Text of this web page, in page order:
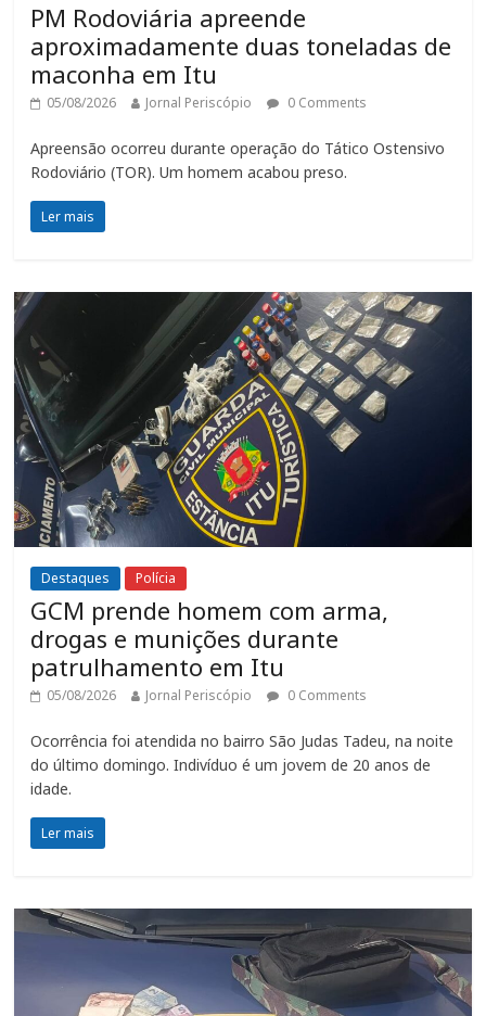
PM Rodoviária apreende
aproximadamente duas toneladas de
maconha em Itu
05/08/2026 Jornal Periscópio 0 Comments
Apreensão ocorreu durante operação do Tático Ostensivo
Rodoviário (TOR). Um homem acabou preso.
Ler mais
Destaques Polícia
GCM prende homem com arma,
drogas e munições durante
patrulhamento em Itu
05/08/2026 Jornal Periscópio 0 Comments
Ocorrência foi atendida no bairro São Judas Tadeu, na noite
do último domingo. Indivíduo é um jovem de 20 anos de
idade.
Ler mais